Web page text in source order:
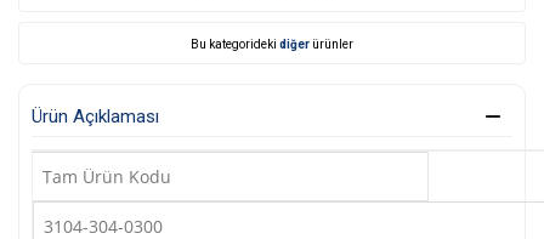
Bu kategorideki diğer ürünler
Ürün Açıklaması
Tam Ürün Kodu
3104-304-0300